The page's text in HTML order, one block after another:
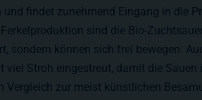
findet zunehmend Eingang in die
sind die Bio-
sondern können sich frei bewegen.
viel Stroh eingestreut, damit die Sauen
Vergleich zur meist künstlichen